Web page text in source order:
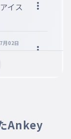
イス
7月02日
Ankey